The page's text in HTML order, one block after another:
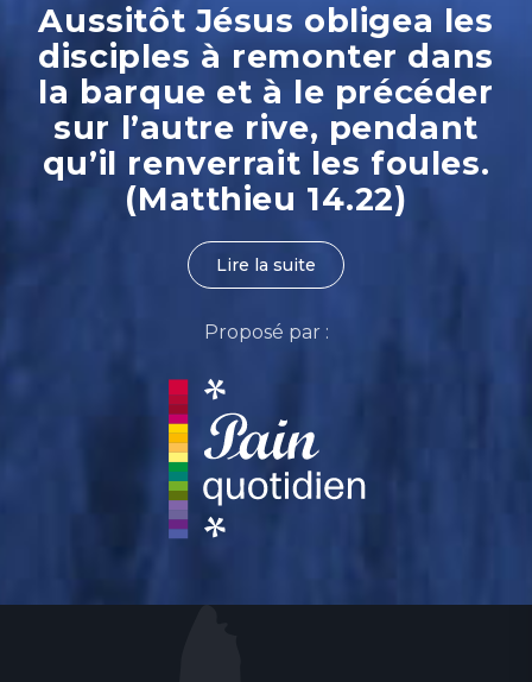
Aussitôt Jésus obligea les
disciples à remonter dans
la barque et à le précéder
sur l’autre rive, pendant
qu’il renverrait les foules.
(Matthieu 14.22)
Lire la suite
Proposé par :